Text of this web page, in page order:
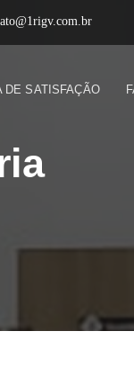
DE SATISFAÇÃO